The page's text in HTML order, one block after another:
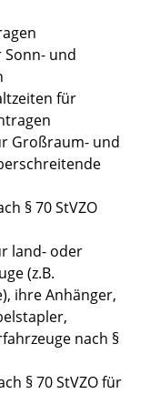
und
für
Großraum- und
§ 70 StVZO
land- oder
(z.B.
ihre Anhänger,
nach §
§ 70 StVZO für